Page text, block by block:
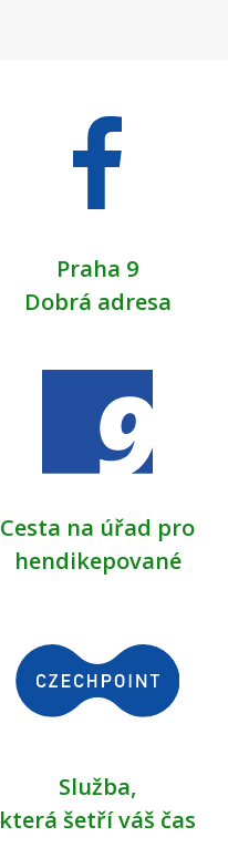
Praha 9
Dobrá adresa
Cesta na úřad pro
hendikepované
Služba,
která šetří váš čas